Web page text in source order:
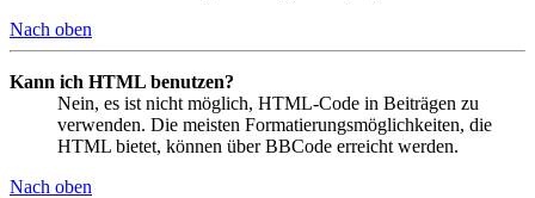
Nach oben
Kann ich HTML benutzen?
Nein, es ist nicht möglich, HTML-Code in Beiträgen zu
verwenden. Die meisten Formatierungsmöglichkeiten, die
HTML bietet, können über BBCode erreicht werden.
Nach oben